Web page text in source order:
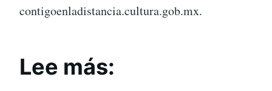
contigoenladistancia.cultura.gob.mx.
Lee más: